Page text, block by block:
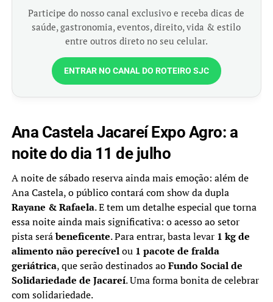
Participe do nosso canal exclusivo e receba dicas de
saúde, gastronomia, eventos, direito, vida & estilo
entre outros direto no seu celular.
ENTRAR NO CANAL DO ROTEIRO SJC
Ana Castela Jacareí Expo Agro: a
noite do dia 11 de julho
A noite de sábado reserva ainda mais emoção: além de
Ana Castela, o público contará com show da dupla
Rayane & Rafaela. E tem um detalhe especial que torna
essa noite ainda mais significativa: o acesso ao setor
pista serábeneficente. Para entrar, basta levar 1 kg de
alimento não perecívelou 1 pacote de fralda
geriátrica, que serão destinados aoFundo Social de
Solidariedade de Jacareí. Uma forma bonita de celebrar
com solidariedade.